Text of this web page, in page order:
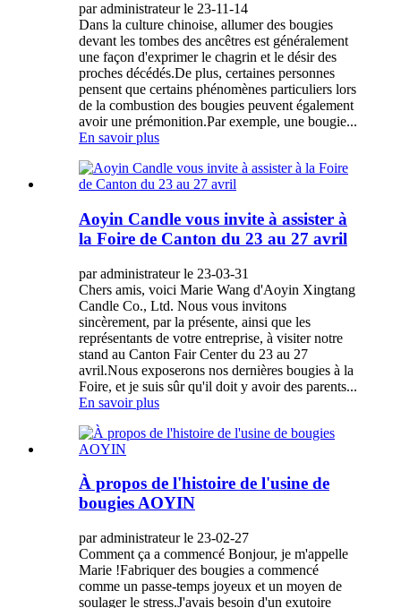
par administrateur le 23-11-14
Dans la culture chinoise, allumer des bougies
devant les tombes des ancêtres est généralement
une façon d'exprimer le chagrin et le désir des
proches décédés.De plus, certaines personnes
pensent que certains phénomènes particuliers lors
de la combustion des bougies peuvent également
avoir une prémonition.Par exemple, une bougie...
En savoir plus
Aoyin Candle vous invite à assister à
la Foire de Canton du 23 au 27 avril
par administrateur le 23-03-31
Chers amis, voici Marie Wang d'Aoyin Xingtang
Candle Co., Ltd. Nous vous invitons
sincèrement, par la présente, ainsi que les
représentants de votre entreprise, à visiter notre
stand au Canton Fair Center du 23 au 27
avril.Nous exposerons nos dernières bougies à la
Foire, et je suis sûr qu'il doit y avoir des parents...
En savoir plus
À propos de l'histoire de l'usine de
bougies AOYIN
par administrateur le 23-02-27
Comment ça a commencé Bonjour, je m'appelle
Marie !Fabriquer des bougies a commencé
comme un passe-temps joyeux et un moyen de
soulager le stress.J'avais besoin d'un exutoire